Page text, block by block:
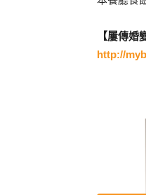
【屢傳
http://